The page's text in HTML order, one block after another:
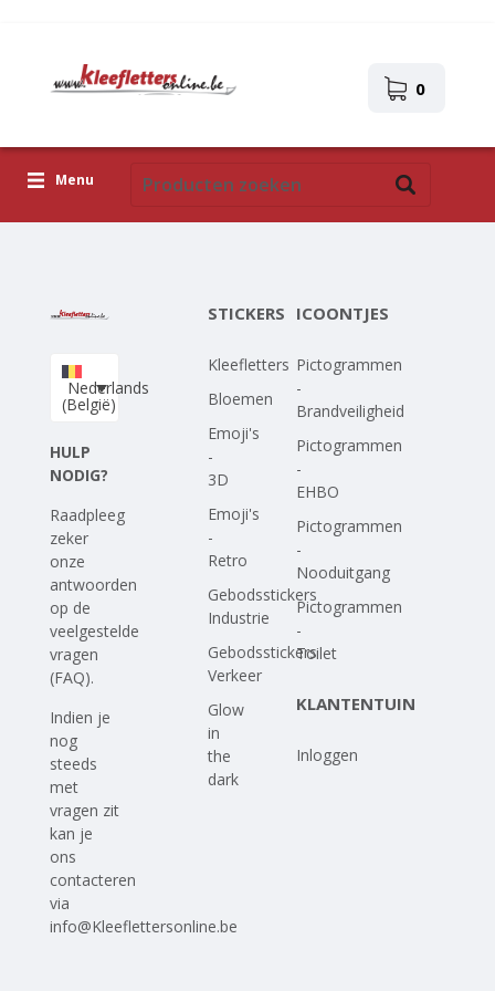
0
Menu
Upload je eigen ontwerp
Corona Covid-19
Nederlands
(België)
HULP
NODIG?
Raadpleeg
zeker
onze
antwoorden
op de
veelgestelde
vragen
(FAQ).
Indien je
nog
steeds
met
vragen zit
kan je
ons
contacteren
via
info@Kleeflettersonline.be
STICKERS
Kleefletters
Bloemen
Emoji's
-
3D
Emoji's
-
Retro
Gebodsstickers
Industrie
Gebodsstickers
Verkeer
Glow
in
the
dark
ICOONTJES
Pictogrammen
-
Brandveiligheid
Pictogrammen
-
EHBO
Pictogrammen
-
Nooduitgang
Pictogrammen
-
Toilet
KLANTENTUIN
Inloggen